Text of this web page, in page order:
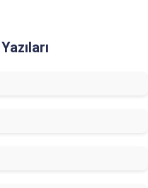
Yazıları